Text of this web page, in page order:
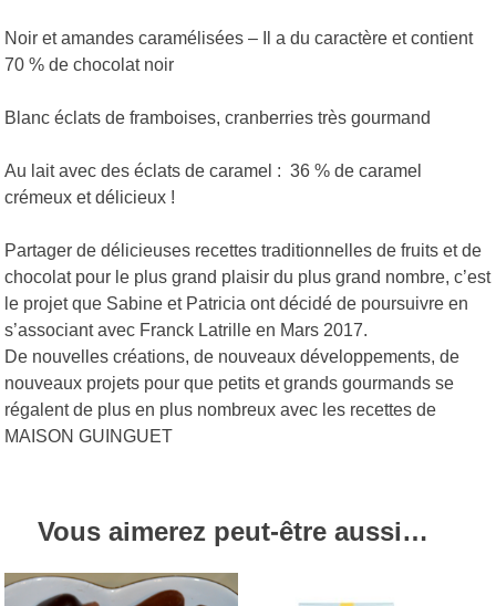
Noir et amandes caramélisées – Il a du caractère et contient
70 % de chocolat noir
Blanc éclats de framboises, cranberries très gourmand
Au lait avec des éclats de caramel : 36 % de caramel
crémeux et délicieux !
Partager de délicieuses recettes traditionnelles de fruits et de
chocolat pour le plus grand plaisir du plus grand nombre, c’est
le projet que Sabine et Patricia ont décidé de poursuivre en
s’associant avec Franck Latrille en Mars 2017.
De nouvelles créations, de nouveaux développements, de
nouveaux projets pour que petits et grands gourmands se
régalent de plus en plus nombreux avec les recettes de
MAISON GUINGUET
Vous aimerez peut-être aussi…